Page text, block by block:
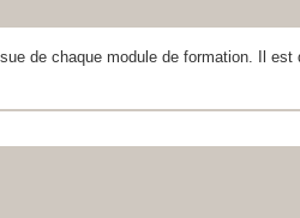
de chaque module de formation. Il